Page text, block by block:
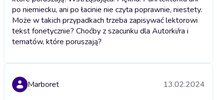
po niemiecku, ani po łacinie nie czyta poprawnie, niestety.
Może w takich przypadkach trzeba zapisywać lektorowi
tekst fonetycznie? Choćby z szacunku dla Autorki/ra i
tematów, które poruszają?
Marboret 13.02.2024